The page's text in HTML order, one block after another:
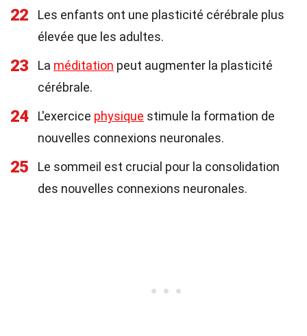
22
Les enfants ont une plasticité cérébrale plus
élevée que les adultes.
23 La méditation peut augmenter la plasticité
cérébrale.
24 L'exercice physique stimule la formation de
nouvelles connexions neuronales.
25
Le sommeil est crucial pour la consolidation
des nouvelles connexions neuronales.